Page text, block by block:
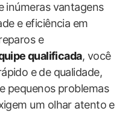
inúmeras vantagens
e eficiência em
e
⁢qualificada, você
e⁤ de qualidade,‌
pequenos problemas
um olhar ‌atento⁣ e‌